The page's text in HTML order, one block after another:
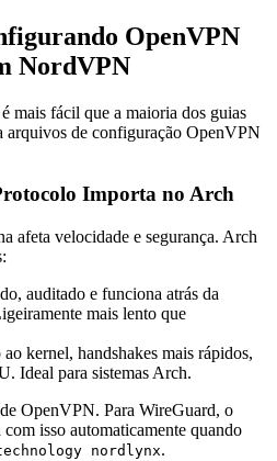
OpenVPN
NordVPN
mais fácil que a maioria dos guias
arquivos de configuração OpenVPN
Importa no Arch
afeta velocidade e segurança. Arch
auditado e funciona atrás da
mais lento que
kernel, handshakes mais rápidos,
Ideal para sistemas Arch.
OpenVPN. Para WireGuard, o
isso automaticamente quando
nordlynx.